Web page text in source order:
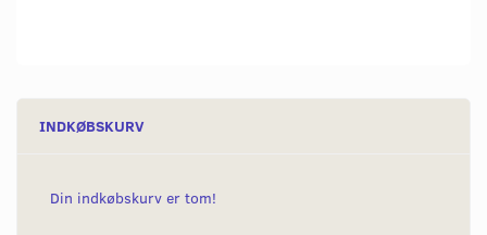
INDKØBSKURV
Din indkøbskurv er tom!